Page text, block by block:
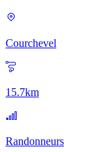
Courchevel
15.7km
Randonneurs